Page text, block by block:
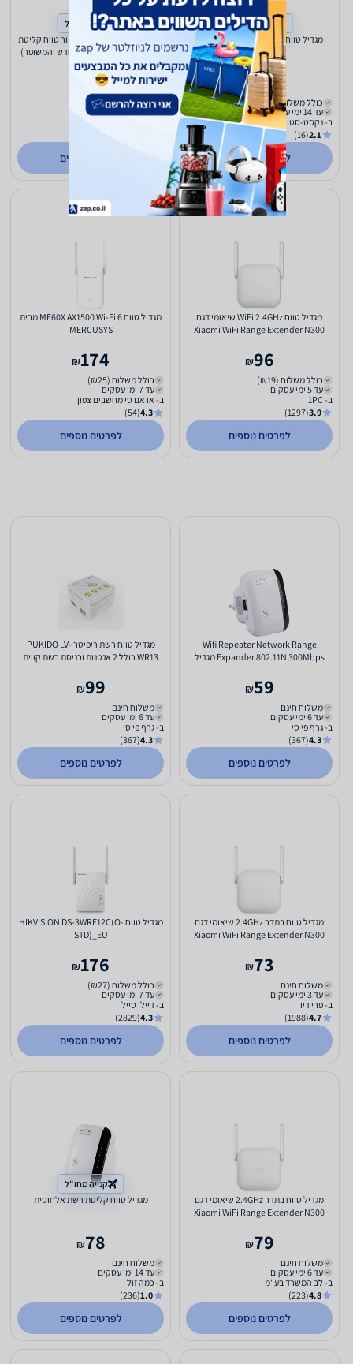
קנייה מחו"ל
מגדיל טווח 2.4G Wifi מהירות העברה
300Mbps
129
₪
כולל משלוח (₪10)
עד 14 ימי עסקים
ב- נקסט-סטוק
2.1
(16)
לפרטים נוספים
קנייה מחו"ל
מגבר אינטרנט Xiaomi- שיפור טווח קליטת
אינטרנט אלחוטי (הדגם החדש והמשופר)
189
כולל משלוח (₪10)
עד 14 ימי עסקים
לפרטים נוספים
מגדיל טווח WiFi 2.4GHz שיאומי דגם
Xiaomi WiFi Range Extender N300
96
₪
כולל משלוח (₪19)
עד 5 ימי עסקים
ב- 1PC
3.9
(1297)
לפרטים נוספים
מגדיל טווח ME60X AX1500 Wi-Fi 6 מבית
MERCUSYS
174
₪
כולל משלוח (₪25)
עד 7 ימי עסקים
ב- או אם סי מחשבים צפון
4.3
(54)
לפרטים נוספים
Wifi Repeater Network Range
Expander 802.11N 300Mbps מגדיל
59
₪
משלוח חינם
עד 6 ימי עסקים
ב- גרף פי סי
4.3
(367)
לפרטים נוספים
מגדיל טווח רשת ריפיטר PUKIDO LV-
WR13 כולל 2 אנטנות וכניסת רשת קווית
99
₪
משלוח חינם
עד 6 ימי עסקים
ב- גרף פי סי
4.3
(367)
לפרטים נוספים
מגדיל טווח בתדר 2.4GHz שיאומי דגם
Xiaomi WiFi Range Extender N300
73
₪
משלוח חינם
עד 3 ימי עסקים
ב- פרי דיו
4.7
(1988)
לפרטים נוספים
מגדיל טווח HIKVISION DS-3WRE12C(O-
STD)_EU
176
₪
כולל משלוח (₪27)
עד 7 ימי עסקים
ב- דיילי סייל
4.3
(2829)
לפרטים נוספים
מגדיל טווח בתדר 2.4GHz שיאומי דגם
Xiaomi WiFi Range Extender N300
79
₪
משלוח חינם
עד 6 ימי עסקים
ב- לב המשרד בע"מ
4.8
(223)
לפרטים נוספים
קנייה מחו"ל
מגדיל טווח קליטת רשת אלחוטית
78
₪
משלוח חינם
עד 14 ימי עסקים
ב- כמה זול
1.0
(236)
לפרטים נוספים